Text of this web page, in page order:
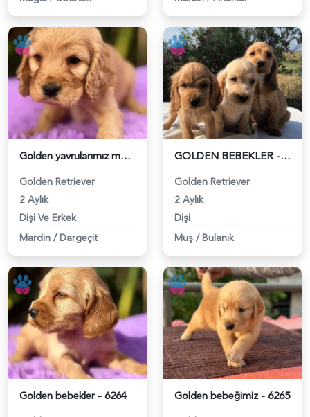
Golden yavrularımız mevcut - 6262
Golden Retriever
2 Aylık
Dişi Ve Erkek
Mardin /Dargeçit
GOLDEN BEBEKLER - 6258
Golden Retriever
2 Aylık
Dişi
Muş /Bulanık
Golden bebekler - 6264 Golden bebeğimiz - 6265